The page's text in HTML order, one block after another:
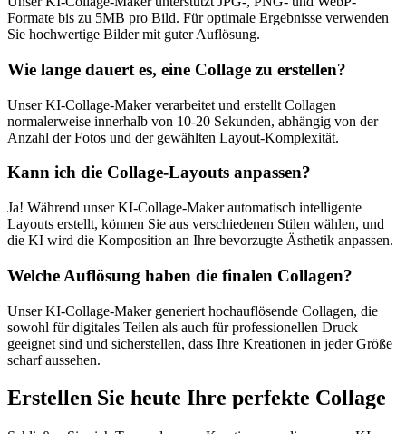
Formate bis zu 5MB pro Bild. Für optimale Ergebnisse verwenden
Sie hochwertige Bilder mit guter Auflösung.
Wie lange dauert es, eine Collage zu erstellen?
Unser KI-Collage-Maker verarbeitet und erstellt Collagen
normalerweise innerhalb von 10-20 Sekunden, abhängig von der
Anzahl der Fotos und der gewählten Layout-Komplexität.
Kann ich die Collage-Layouts anpassen?
Ja! Während unser KI-Collage-Maker automatisch intelligente
Layouts erstellt, können Sie aus verschiedenen Stilen wählen, und
die KI wird die Komposition an Ihre bevorzugte Ästhetik anpassen.
Welche Auflösung haben die finalen Collagen?
Unser KI-Collage-Maker generiert hochauflösende Collagen, die
sowohl für digitales Teilen als auch für professionellen Druck
geeignet sind und sicherstellen, dass Ihre Kreationen in jeder Größe
scharf aussehen.
Erstellen Sie heute Ihre perfekte Collage